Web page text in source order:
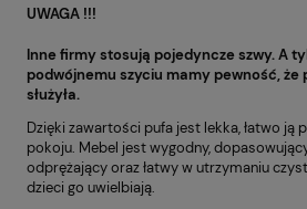
UWAGA !!!
Inne firmy stosują pojedyncze szwy. A
podwójnemu szyciu mamy pewność, że
służyła.
Dzięki zawartości pufa jest lekka, łatwo ją
pokoju. Mebel jest wygodny,
odprężający oraz łatwy w utrzymaniu
dzieci go uwielbiają.